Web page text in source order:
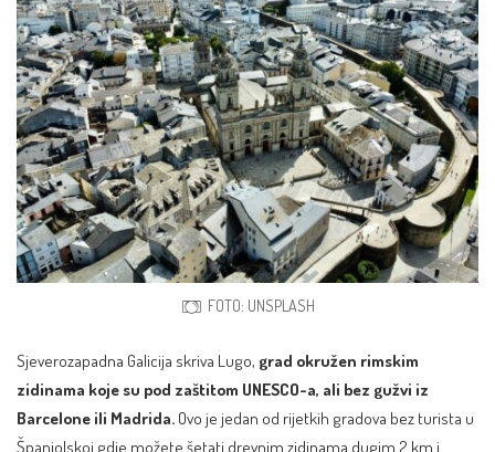
FOTO: UNSPLASH
Sjeverozapadna Galicija skriva Lugo, grad okružen rimskim
zidinama koje su pod zaštitom UNESCO-a, ali bez gužvi iz
Barcelone ili Madrida. Ovo je jedan od rijetkih gradova bez turista u
Španjolskoj gdje možete šetati drevnim zidinama dugim 2 km i